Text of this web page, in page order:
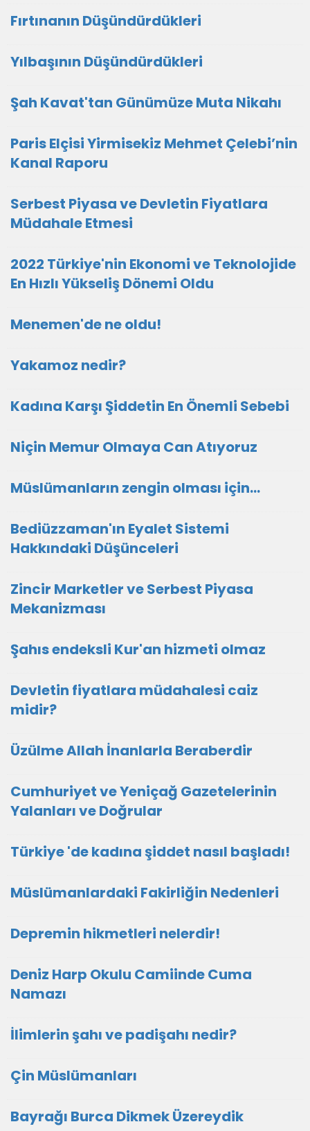
Fırtınanın Düşündürdükleri
Yılbaşının Düşündürdükleri
Şah Kavat'tan Günümüze Muta Nikahı
Paris Elçisi Yirmisekiz Mehmet Çelebi’nin
Kanal Raporu
Serbest Piyasa ve Devletin Fiyatlara
Müdahale Etmesi
2022 Türkiye'nin Ekonomi ve Teknolojide
En Hızlı Yükseliş Dönemi Oldu
Menemen'de ne oldu!
Yakamoz nedir?
Kadına Karşı Şiddetin En Önemli Sebebi
Niçin Memur Olmaya Can Atıyoruz
Müslümanların zengin olması için...
Bediüzzaman'ın Eyalet Sistemi
Hakkındaki Düşünceleri
Zincir Marketler ve Serbest Piyasa
Mekanizması
Şahıs endeksli Kur'an hizmeti olmaz
Devletin fiyatlara müdahalesi caiz
midir?
Üzülme Allah İnanlarla Beraberdir
Cumhuriyet ve Yeniçağ Gazetelerinin
Yalanları ve Doğrular
Türkiye 'de kadına şiddet nasıl başladı!
Müslümanlardaki Fakirliğin Nedenleri
Depremin hikmetleri nelerdir!
Deniz Harp Okulu Camiinde Cuma
Namazı
İlimlerin şahı ve padişahı nedir?
Çin Müslümanları
Bayrağı Burca Dikmek Üzereydik